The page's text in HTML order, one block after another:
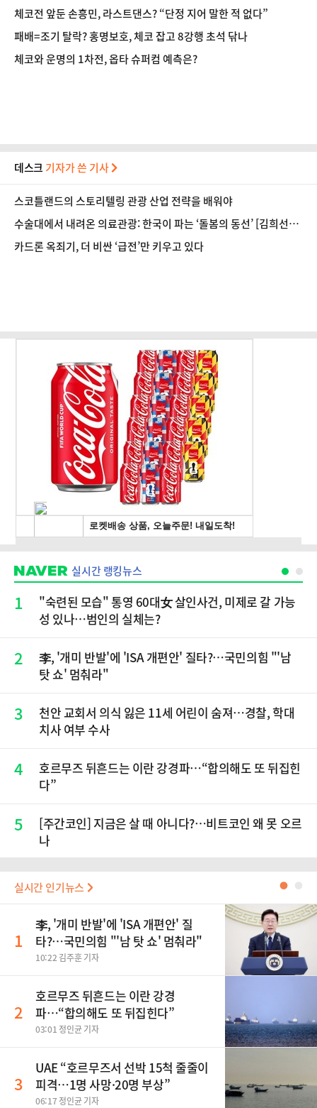
체코전 앞둔 손흥민, 라스트댄스? “단정 지어 말한 적 없다”
패배=조기 탈락? 홍명보호, 체코 잡고 8강행 초석 닦나
체코와 운명의 1차전, 옵타 슈퍼컴 예측은?
데스크 기자가 쓴 기사
스코틀랜드의 스토리텔링 관광 산업 전략을 배워야
수술대에서 내려온 의료관광: 한국이 파는 ‘돌봄의 동선’ [김희선의
글로벌 K컬처 이야기㉖]
카드론 옥죄기, 더 비싼 ‘급전’만 키우고 있다
실시간 랭킹뉴스
1
"숙련된 모습" 통영 60대女 살인사건, 미제로 갈 가능
성 있나…범인의 실체는?
2
李, '개미 반발'에 'ISA 개편안' 질타?…국민의힘 "'남
탓 쇼' 멈춰라"
3
천안 교회서 의식 잃은 11세 어린이 숨져…경찰, 학대
치사 여부 수사
4
호르무즈 뒤흔드는 이란 강경파…“합의해도 또 뒤집힌
다”
5
[주간코인] 지금은 살 때 아니다?…비트코인 왜 못 오르
나
실시간 인기뉴스 ●
1
李, '개미 반발'에 'ISA 개편안' 질
타?…국민의힘 "'남 탓 쇼' 멈춰라"
10:22 김주훈 기자
2
호르무즈 뒤흔드는 이란 강경
파…“합의해도 또 뒤집힌다”
03:01 정인균 기자
3
UAE “호르무즈서 선박 15척 줄줄이
피격…1명 사망·20명 부상”
06:17 정인균 기자